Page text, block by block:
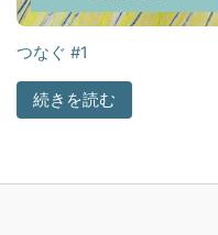
つなぐ #1
続きを読む